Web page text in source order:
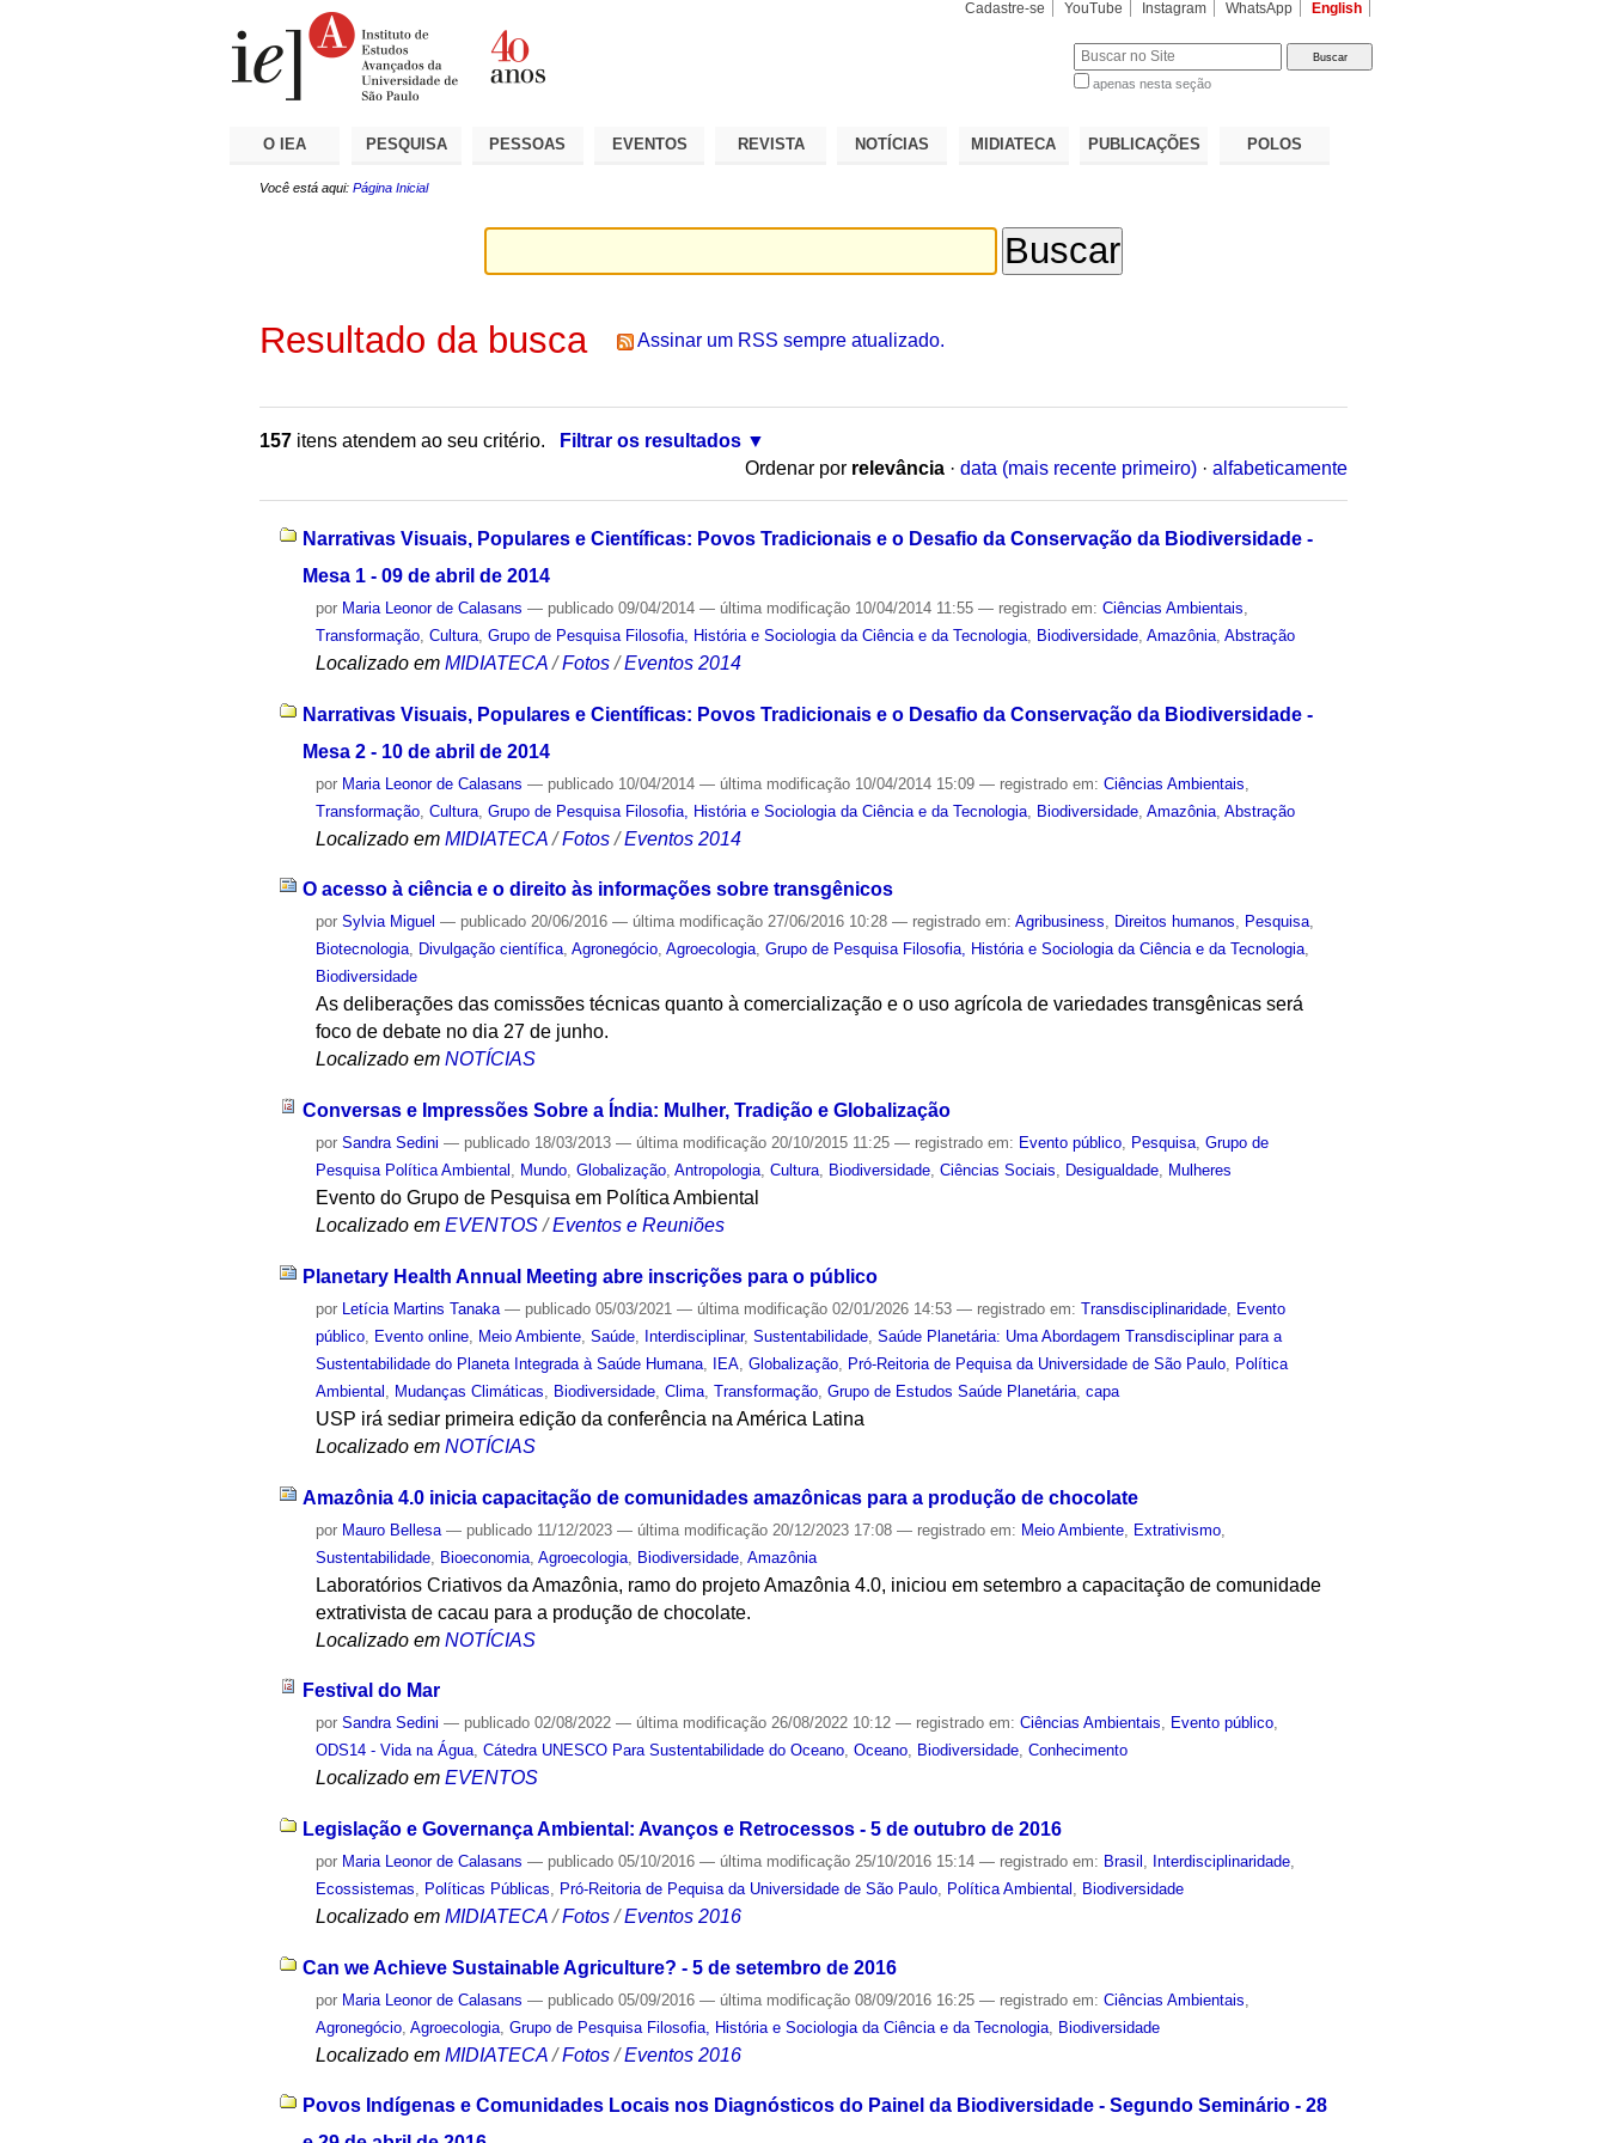
Cadastre-se YouTube Instagram WhatsApp English
apenas nesta seção
O IEA PESQUISA PESSOAS EVENTOS REVISTA NOTÍCIAS MIDIATECA PUBLICAÇÕES POLOS
Você está aqui: Página Inicial
Resultado da busca Assinar um RSS sempre atualizado.
157 itens atendem ao seu critério.
Filtrar os resultados
Ordenar por relevância · data (mais recente primeiro) · alfabeticamente
Narrativas Visuais, Populares e Científicas: Povos Tradicionais e o Desafio da Conservação da Biodiversidade -
Mesa 1 - 09 de abril de 2014
por Maria Leonor de Calasans — publicado 09/04/2014— última modificação 10/04/2014 11:55— registrado em:Ciências Ambientais
Transformação ,Cultura ,Grupo de Pesquisa Filosofia, História e Sociologia da Ciência e da Tecnologia Biodiversidade ,Amazônia ,Abstração
Localizado em MIDIATECA /Fotos /Eventos 2014
Narrativas Visuais, Populares e Científicas: Povos Tradicionais e o Desafio da Conservação da Biodiversidade -
Mesa 2 - 10 de abril de 2014
por Maria Leonor de Calasans — publicado 10/04/2014— última modificação 10/04/2014 15:09— registrado em:Ciências Ambientais
Transformação ,Cultura ,Grupo de Pesquisa Filosofia, História e Sociologia da Ciência e da Tecnologia Biodiversidade ,Amazônia ,Abstração
Localizado em MIDIATECA /Fotos /Eventos 2014
O acesso à ciência e o direito às informações sobre transgênicos
porSylvia Miguel — publicado 20/06/2016— última modificação 27/06/2016 10:28— registrado em:Agribusiness, Direitos humanos, Pesquisa,
Biotecnologia, Divulgação científica,Agronegócio,Agroecologia,Grupo de Pesquisa Filosofia, História e Sociologia da Ciência e da Tecnologia,
Biodiversidade
As deliberações das comissões técnicas quanto à comercialização e o uso agrícola de variedades transgênicas será
foco de debate no dia 27 de junho.
Localizado em NOTÍCIAS
Conversas e Impressões Sobre a Índia: Mulher, Tradição e Globalização
porSandra Sedini — publicado 18/03/2013— última modificação 20/10/2015 11:25— registrado em: Evento público, Pesquisa,Grupo de
Pesquisa Política Ambiental , Mundo,Globalização,Antropologia,Cultura, Biodiversidade,Ciências Sociais, Desigualdade, Mulheres
Evento do Grupo de Pesquisa em Política Ambiental
Localizado em EVENTOS /Eventos e Reuniões
Planetary Health Annual Meeting abre inscrições para o público
por Letícia Martins Tanaka — publicado 05/03/2021— última modificação 02/01/2026 14:53— registrado em:Transdisciplinaridade
Evento
público
Evento online Meio Ambiente ,Saúde Interdisciplinar,Sustentabilidade ,Saúde Planetária: Uma Abordagem Transdisciplinar para a
Sustentabilidade do Planeta Integrada à Saúde Humana
IEA ,Globalização Pró-Reitoria de Pequisa da Universidade de São Paulo
Política
Ambiental
Mudanças Climáticas Biodiversidade ,Clima ,Transformação ,Grupo de Estudos Saúde Planetária ,capa
USP irá sediar primeira edição da conferência na América Latina
Localizado em NOTÍCIAS
Amazônia 4.0 inicia capacitação de comunidades amazônicas para a produção de chocolate
por Mauro Bellesa — publicado 11/12/2023— última modificação 20/12/2023 17:08— registrado em: Meio Ambiente Extrativismo
Sustentabilidade Bioeconomia ,Agroecologia Biodiversidade ,Amazônia
Laboratórios Criativos da Amazônia, ramo do projeto Amazônia 4.0, iniciou em setembro a capacitação de comunidade
extrativista de cacau para a produção de chocolate.
Localizado em NOTÍCIAS
Festival do Mar
porSandra Sedini — publicado 02/08/2022— última modificação 26/08/2022 10:12— registrado em:Ciências Ambientais, Evento público,
ODS14 - Vida na Água,Cátedra UNESCO Para Sustentabilidade do Oceano,Oceano, Biodiversidade,Conhecimento
Localizado em EVENTOS
Legislação e Governança Ambiental: Avanços e Retrocessos - 5 de outubro de 2016
por Maria Leonor de Calasans — publicado 05/10/2016— última modificação 25/10/2016 15:14— registrado em: Brasil Interdisciplinaridade
Ecossistemas
Políticas Públicas Pró-Reitoria de Pequisa da Universidade de São Paulo Política Ambiental Biodiversidade
Localizado em MIDIATECA /Fotos /Eventos 2016
Can we Achieve Sustainable Agriculture? - 5 de setembro de 2016
por Maria Leonor de Calasans — publicado 05/09/2016— última modificação 08/09/2016 16:25— registrado em:Ciências Ambientais
Agronegócio ,Agroecologia ,Grupo de Pesquisa Filosofia, História e Sociologia da Ciência e da Tecnologia Biodiversidade
Localizado em MIDIATECA /Fotos /Eventos 2016
Povos Indígenas e Comunidades Locais nos Diagnósticos do Painel da Biodiversidade - Segundo Seminário - 28